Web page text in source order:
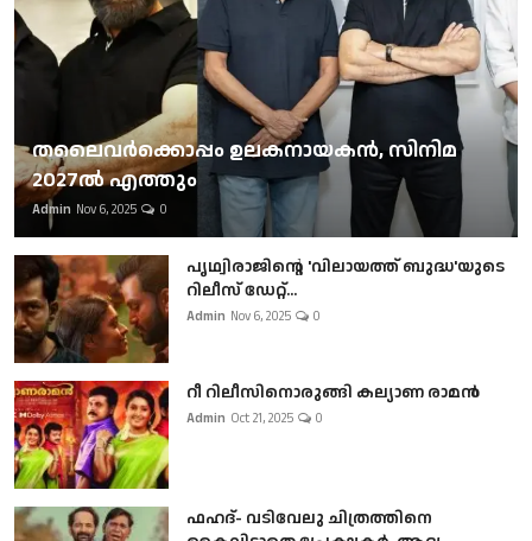
തലൈവര്‍ക്കൊപ്പം ഉലകനായകന്‍, സിനിമ
2027ല്‍ എത്തും
Admin Nov 6, 2025 0
പൃഥ്വിരാജിന്റെ 'വിലായത്ത് ബുദ്ധ'യുടെ
റിലീസ് ഡേറ്റ്...
Admin Nov 6, 2025 0
റീ റിലീസിനൊരുങ്ങി കല്യാണ രാമൻ
Admin Oct 21, 2025 0
ഫഹദ്- വടിവേലു ചിത്രത്തിനെ